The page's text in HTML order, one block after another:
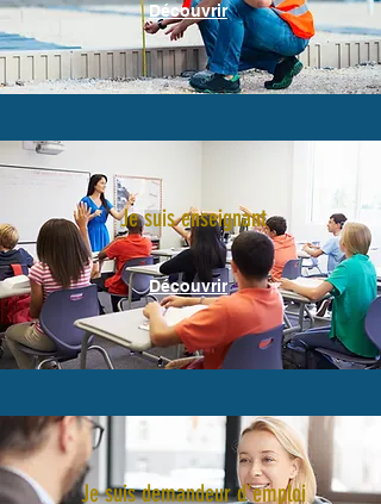
Découvrir
Je suis enseignant
Découvrir
Je suis demandeur d'emploi